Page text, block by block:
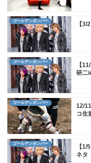
ゴールデンボンバー 【
ゴールデンボンバー
【
研二
ゴールデンボンバー
12/
コ生
ゴールデンボンバー
【
ネタ